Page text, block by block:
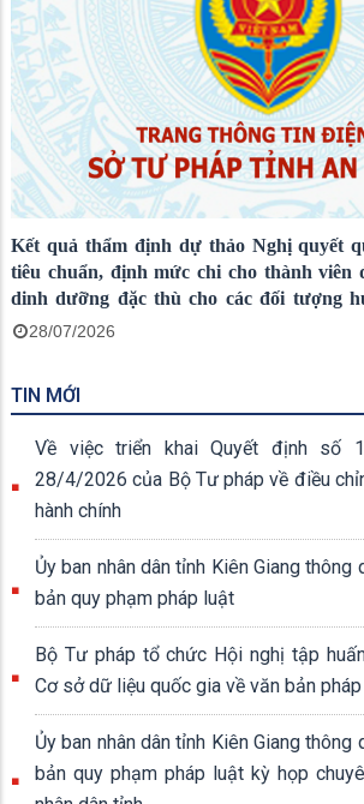
Kết quả thẩm định dự thảo Nghị quyết
tiêu chuẩn, định mức chi cho thành viên
dinh dưỡng đặc thù cho các đối tượng
động viên thể thao khác đang tập trung
28/07/2026
TIN MỚI
Về việc triển khai Quyết định số
28/4/2026 của Bộ Tư pháp về điều
hành chính
Ủy ban nhân dân tỉnh Kiên Giang
bản quy phạm pháp luật
Bộ Tư pháp tổ chức Hội nghị tập
Cơ sở dữ liệu quốc gia về văn bản
Ủy ban nhân dân tỉnh Kiên Giang
bản quy phạm pháp luật kỳ họp